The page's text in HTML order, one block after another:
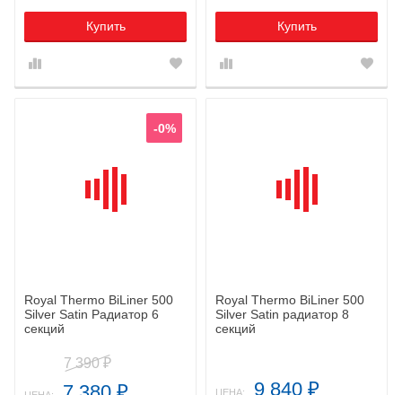
Купить Купить
-0%
Royal Thermo BiLiner 500
Silver Satin Радиатор 6
секций
7 390₽
₽
Royal Thermo BiLiner 500
Silver Satin радиатор 8
секций
ЦЕНА: 9 840 ₽